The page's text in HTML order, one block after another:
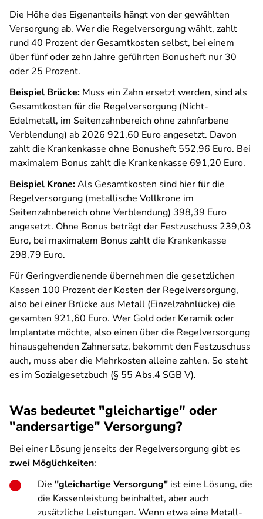
Die Höhe des Eigenanteils hängt von der gewählten
Versorgung ab. Wer die Regelversorgung wählt, zahlt
rund 40 Prozent der Gesamtkosten selbst, bei einem
über fünf oder zehn Jahre geführten Bonusheft nur 30
oder 25 Prozent.
Beispiel Brücke: Muss ein Zahn ersetzt werden, sind als
Gesamtkosten für die Regelversorgung (Nicht-
Edelmetall, im Seitenzahnbereich ohne zahnfarbene
Verblendung) ab 2026 921,60 Euro angesetzt. Davon
zahlt die Krankenkasse ohne Bonusheft 552,96 Euro. Bei
maximalem Bonus zahlt die Krankenkasse 691,20 Euro.
Beispiel Krone:Als Gesamtkosten sind hier für die
Regelversorgung (metallische Vollkrone im
Seitenzahnbereich ohne Verblendung) 398,39 Euro
angesetzt. Ohne Bonus beträgt der Festzuschuss 239,03
Euro, bei maximalem Bonus zahlt die Krankenkasse
298,79 Euro.
Für Geringverdienende übernehmen die gesetzlichen
Kassen 100 Prozent der Kosten der Regelversorgung,
also bei einer Brücke aus Metall (Einzelzahnlücke) die
gesamten 921,60 Euro. Wer Gold oder Keramik oder
Implantate möchte, also einen über die Regelversorgung
hinausgehenden Zahnersatz, bekommt den Festzuschuss
auch, muss aber die Mehrkosten alleine zahlen. So steht
es im Sozialgesetzbuch (§ 55 Abs.4 SGB V).
Was bedeutet "gleichartige" oder
"andersartige" Versorgung?
Bei einer Lösung jenseits der Regelversorgung gibt es
zwei Möglichkeiten:
Die "gleichartige Versorgung" ist eine Lösung, die
die Kassenleistung beinhaltet, aber auch
zusätzliche Leistungen. Wenn etwa eine Metall-